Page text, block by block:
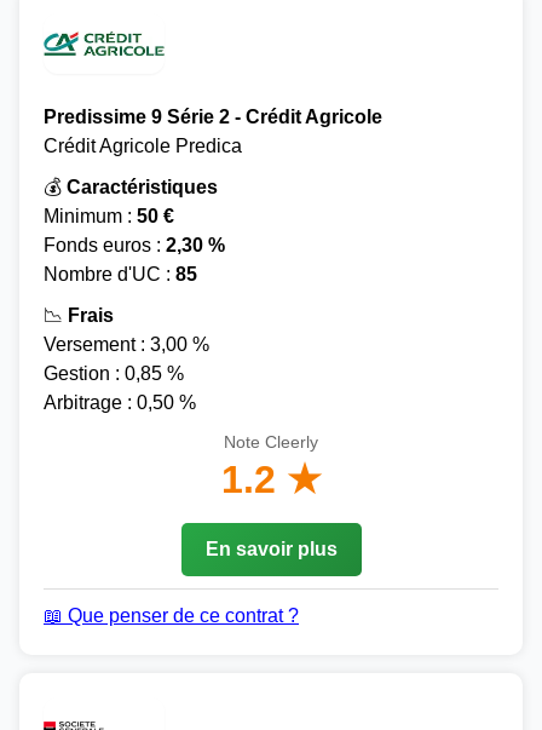
Predissime 9 Série 2 - Crédit Agricole
Crédit Agricole Predica
💰 Caractéristiques
Minimum : 50 €
Fonds euros : 2,30 %
Nombre d'UC : 85
📉 Frais
Versement : 3,00 %
Gestion : 0,85 %
Arbitrage : 0,50 %
Note Cleerly
1.2 ★
En savoir plus
📖 Que penser de ce contrat ?